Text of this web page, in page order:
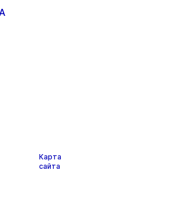
Карта
сайта